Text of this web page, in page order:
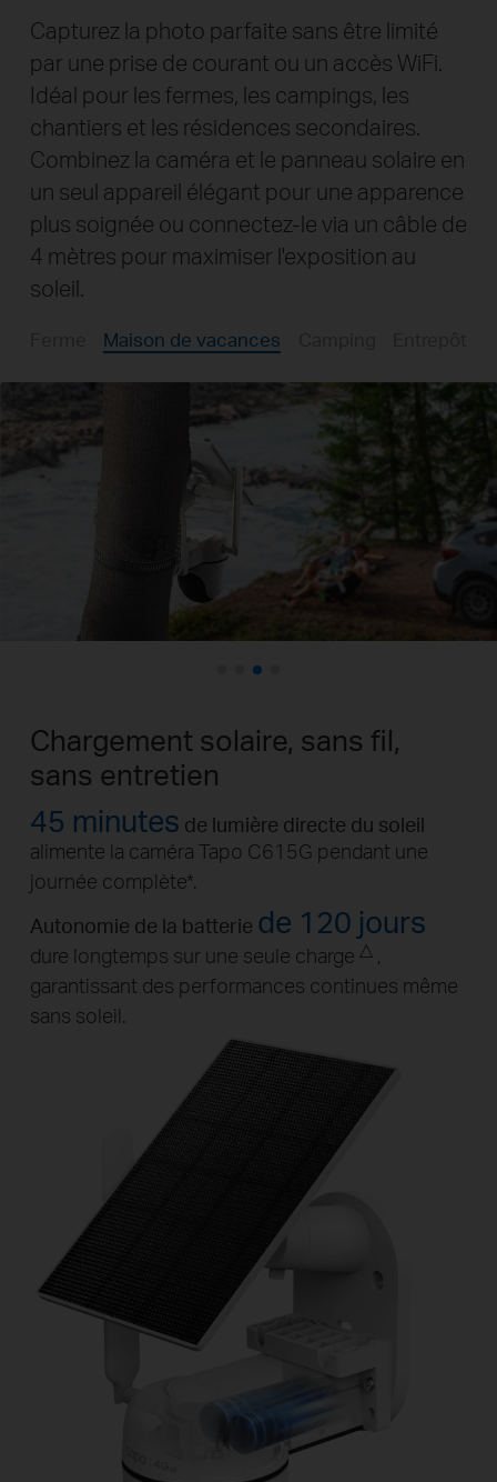
Capturez la photo parfaite sans être limité
par une prise de courant ou un accès WiFi.
Idéal pour les fermes, les campings, les
chantiers et les résidences secondaires.
Combinez la caméra et le panneau solaire en
un seul appareil élégant pour une apparence
plus soignée ou connectez-le via un câble de
4 mètres pour maximiser l'exposition au
soleil.
Maison de vacances
Chargement solaire, sans fil,
sans entretien
45 minutes de lumière directe du soleil
alimente la caméra Tapo C615G pendant une
journée complète*.
Autonomie de la batterie de 120 jours
dure longtemps sur une seule charge △,
garantissant des performances continues même
sans soleil.